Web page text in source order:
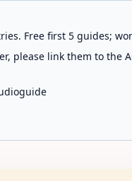
Free first 5 guides;
please link them to the